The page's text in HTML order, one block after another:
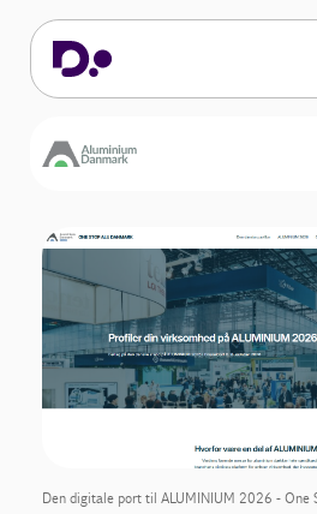
Om os
Nyheder
Arrangementer
Medlemmer
Den digitale port til ALUMINIUM 2026 - One